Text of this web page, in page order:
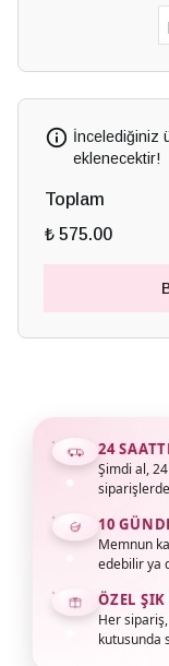
İncelediğiniz
eklenecektir!
Toplam
₺ 575.00
24
Şimdi al,
10
Memnun
edebilir ya
ÖZEL
Her
kutusunda